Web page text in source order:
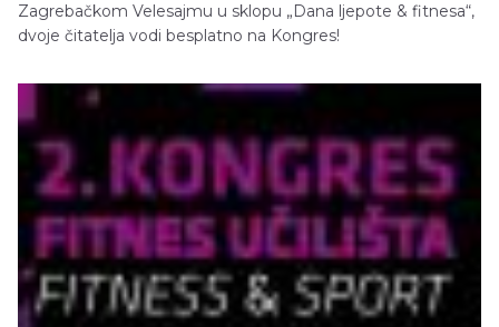
Zagrebačkom Velesajmu u sklopu „Dana ljepote & fitnesa“,
dvoje čitatelja vodi besplatno na Kongres!